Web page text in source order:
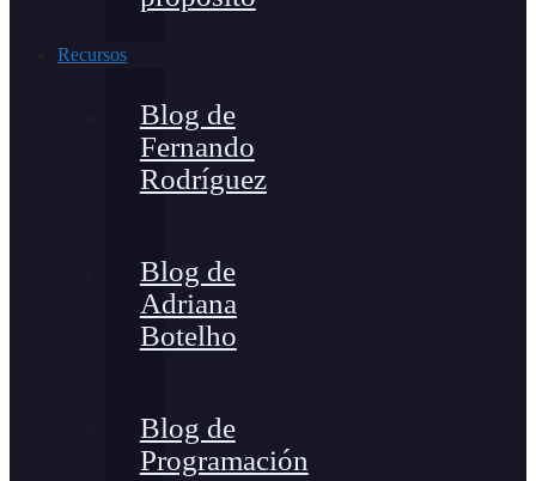
Recursos
Blog de
Fernando
Rodríguez
Blog de
Adriana
Botelho
Blog de
Programación